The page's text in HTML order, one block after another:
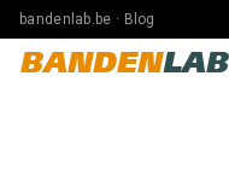
bandenlab.be · Blog
BANDEN